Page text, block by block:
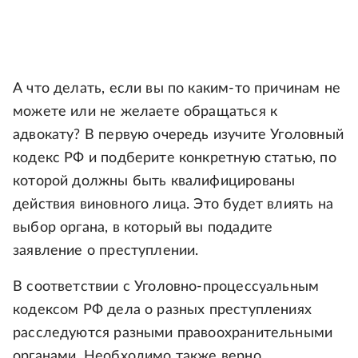
А что делать, если вы по каким-то причинам не
можете или не желаете обращаться к
адвокату? В первую очередь изучите Уголовный
кодекс РФ и подберите конкретную статью, по
которой должны быть квалифицированы
действия виновного лица. Это будет влиять на
выбор органа, в который вы подадите
заявление о преступлении.
В соответствии с Уголовно-процессуальным
кодексом РФ дела о разных преступлениях
расследуются разными правоохранительными